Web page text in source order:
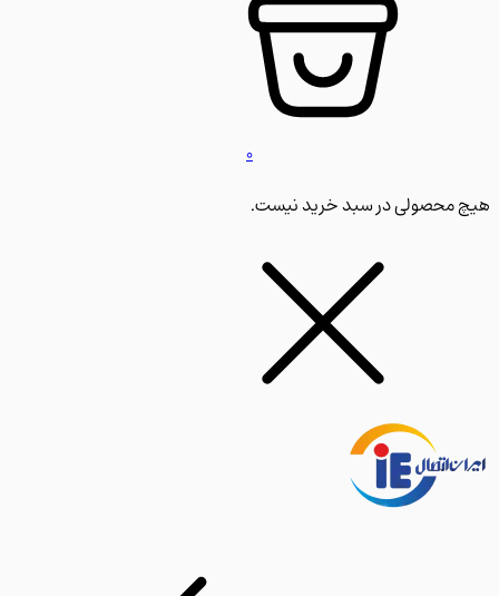
در سبد خرید نیست.